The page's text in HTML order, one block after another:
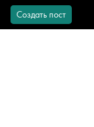
Создать пост